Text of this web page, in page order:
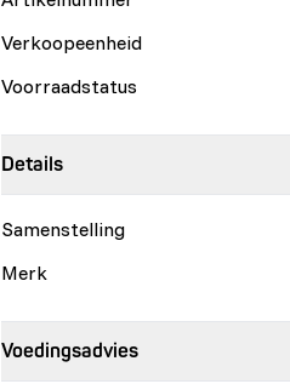
Verkoopeenheid
Voorraadstatus
Details
Samenstelling
Merk
Voedingsadvies